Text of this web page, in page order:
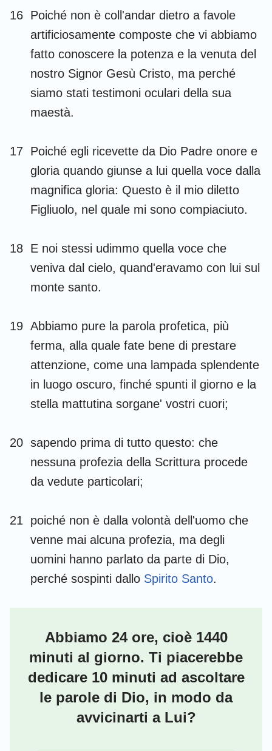
1 2 3
16 Poiché non è coll'andar dietro a favole
artificiosamente composte che vi abbiamo
fatto conoscere la potenza e la venuta del
nostro Signor Gesù Cristo, ma perché
siamo stati testimoni oculari della sua
maestà.
17 Poiché egli ricevette da Dio Padre onore e
gloria quando giunse a lui quella voce dalla
magnifica gloria: Questo è il mio diletto
Figliuolo, nel quale mi sono compiaciuto.
18 E noi stessi udimmo quella voce che
veniva dal cielo, quand'eravamo con lui sul
monte santo.
19 Abbiamo pure la parola profetica, più
ferma, alla quale fate bene di prestare
attenzione, come una lampada splendente
in luogo oscuro, finché spunti il giorno e la
stella mattutina sorgane' vostri cuori;
20 sapendo prima di tutto questo: che
nessuna profezia della Scrittura procede
da vedute particolari;
21
poiché non è dalla volontà dell'uomo che
venne mai alcuna profezia, ma degli
uomini hanno parlato da parte di Dio,
perché sospinti dallo Spirito Santo.
Abbiamo 24 ore, cioè 1440
minuti al giorno. Ti piacerebbe
dedicare 10 minuti ad ascoltare
le parole di Dio, in modo da
avvicinarti a Lui?